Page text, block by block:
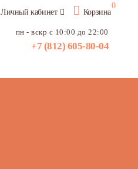
Личный кабинет Корзина
0
пн - вскр с 10:00 до 22:00
+7 (812) 605-80-04